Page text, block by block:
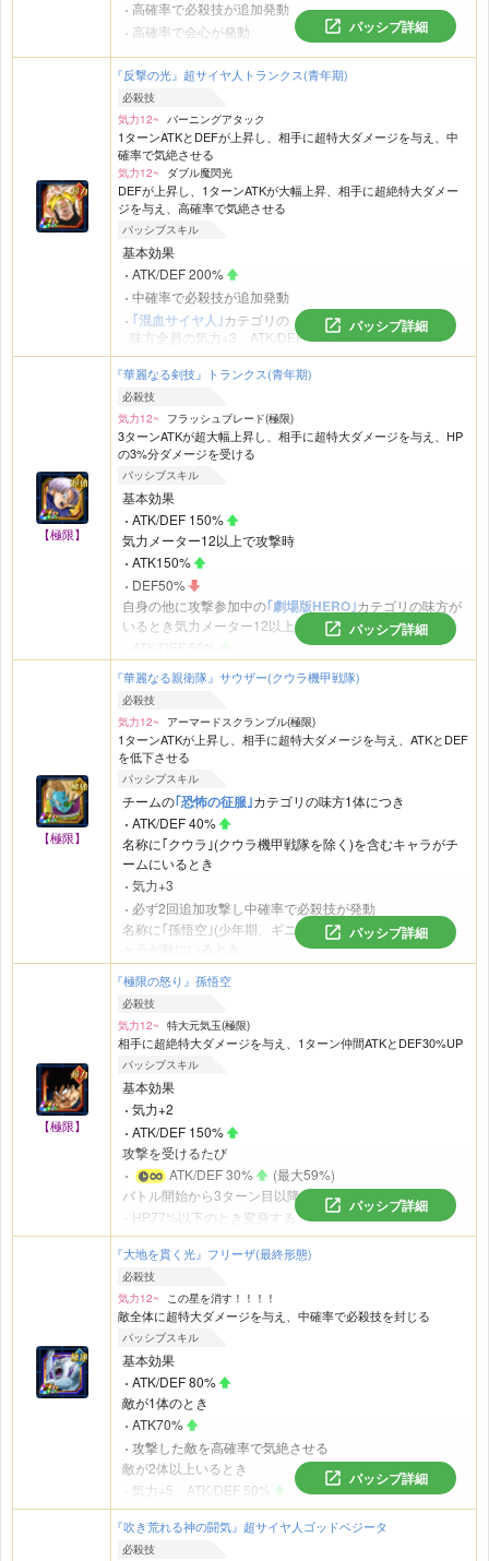
高確率で必殺技が追加発動
高確率で会心が発動
中確率で敵の攻撃を回避
気力メーター12以上で攻撃時
ATK/DEF 150%
攻撃を受けるか回避するたび
ATK/DEF 20%
(最大100%)
回避率10%
攻撃参加中の｢かめはめ波｣ カテゴリの味方が3体いるとき
会心率30%
ダメージ軽減率30%
パッシブ詳細
『反撃の光』超サイヤ人トランクス(青年期)
必殺技
気力12~ バーニングアタック
1ターンATKとDEFが上昇し、相手に超特大ダメージを与え、中
確率で気絶させる
気力12~ ダブル魔閃光
DEFが上昇し、1ターンATKが大幅上昇、相手に超絶特大ダメー
ジを与え、高確率で気絶させる
パッシブスキル
基本効果
ATK/DEF 200%
中確率で必殺技が追加発動
｢混血サイヤ人｣カテゴリの
味方全員の気力+3、ATK/DEF 40%
パッシブ詳細
【極限】
『華麗なる剣技』トランクス(青年期)
必殺技
気力12~
フラッシュブレード(極限)
3ターンATKが超大幅上昇し、相手に超特大ダメージを与え、HP
の3%分ダメージを受ける
パッシブスキル
基本効果
ATK/DEF 150%
気力メーター12以上で攻撃時
ATK150%
DEF50%
自身の他に攻撃参加中の｢劇場版HERO｣カテゴリの味方が
いるとき気力メーター12以上で攻撃時
DEF50%
(最大150%)
攻撃を受けるたび
会心率10%
(最大50%)
｢人造人間｣または ｢ターゲット孫悟空｣
カテゴリの敵がいる
とき
全ての攻撃をガード
パッシブ詳細
【極限】
『華麗なる親衛隊』サウザー(クウラ機甲戦隊)
必殺技
気力12~
アーマードスクランブル(極限)
1ターンATKが上昇し、相手に超特大ダメージを与え、ATKとDEF
を低下させる
パッシブスキル
チームの｢恐怖の征服｣カテゴリの味方1体につき
ATK/DEF 40%
名称に｢クウラ｣(クウラ機甲戦隊を除く)を含むキャラがチ
ームにいるとき
気力+3
必ず2回追加攻撃し中確率で必殺技が発動
名称に｢孫悟空｣(少年期、ギニュー、Jr.等を除く)を含むキ
ャラが敵にいるとき
中確率で敵の攻撃を回避
中確率で全ての攻撃をガード
パッシブ詳細
【極限】
『極限の怒り』孫悟空
必殺技
気力12~ 特大元気玉(極限)
相手に超絶特大ダメージを与え、1ターン仲間ATKとDEF30%UP
パッシブスキル
基本効果
気力+2
ATK/DEF 150%
攻撃を受けるたび
ATK/DEF 30%
(最大59%)
バトル開始から3ターン目以降
HP77%以下のとき変身する
パッシブ詳細
『大地を貫く光』フリーザ(最終形態)
必殺技
気力12~
この星を消す！！！！
敵全体に超特大ダメージを与え、中確率で必殺技を封じる
パッシブスキル
基本効果
ATK/DEF 80%
敵が1体のとき
ATK70%
攻撃した敵を高確率で気絶させる
敵が2体以上いるとき
気力+5、ATK/DEF 50%
パッシブ詳細
『吹き荒れる神の闘気』超サイヤ人ゴッドベジータ
必殺技